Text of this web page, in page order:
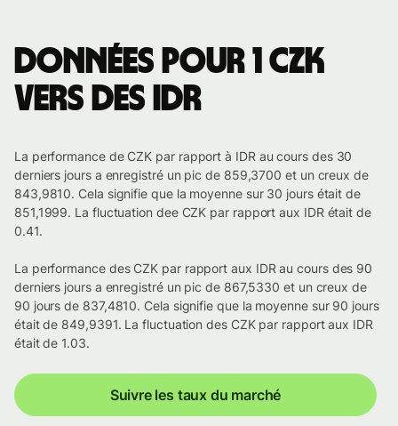
Données pour 1 CZK
vers des IDR
La performance de CZK par rapport à IDR au cours des 30
derniers jours a enregistré un pic de 859,3700 et un creux de
843,9810. Cela signifie que la moyenne sur 30 jours était de
851,1999. La fluctuation dee CZK par rapport aux IDR était de
0.41.
La performance des CZK par rapport aux IDR au cours des 90
derniers jours a enregistré un pic de 867,5330 et un creux de
90 jours de 837,4810. Cela signifie que la moyenne sur 90 jours
était de 849,9391. La fluctuation des CZK par rapport aux IDR
était de 1.03.
Suivre les taux du marché